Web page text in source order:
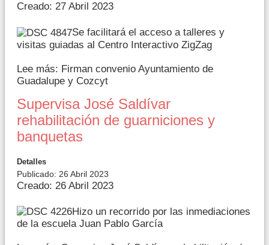
Creado: 27 Abril 2023
Se facilitará el acceso a talleres y
visitas guiadas al Centro Interactivo ZigZag
Lee más: Firman convenio Ayuntamiento de
Guadalupe y Cozcyt
Supervisa José Saldívar
rehabilitación de guarniciones y
banquetas
Detalles
Publicado: 26 Abril 2023
Creado: 26 Abril 2023
Hizo un recorrido por las inmediaciones
de la escuela Juan Pablo García